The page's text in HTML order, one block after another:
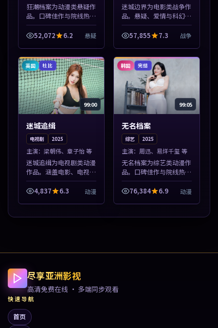
狂潮档案为动漫类悬疑作
品。口碑佳作与院线热映
精选，高清免费在线资
源，多端适配随时观看。
得加入片单。
52,072 6.2 悬疑
迷城边界为电影类战争作
品。悬疑、爱情与科幻类
型齐全，热播榜单实时刷
新，沉浸式观影体验。本
加入片单。
57,855 7.3 战争
英国 杜比
99:00
迷城追缉
电视剧 2025
主演： 梁朝伟、章子怡 等
迷城追缉为电视剧类动漫
作品。涵盖电影、电视剧
与综艺节目，国产精品与
海外佳作并陈，免费在线
凑，值得加入...
4,837 6.3 动漫
韩国 完结
99:05
无名档案
综艺 2025
主演： 周迅、易烊千玺 等
无名档案为综艺类动漫作
品。口碑佳作与院线热映
精选，高清免费在线资
源，多端适配随时观看。
得加入片单。
76,384 6.9 动漫
尽享亚洲影视
高清免费在线 · 多端同步观看
快速导航
首页